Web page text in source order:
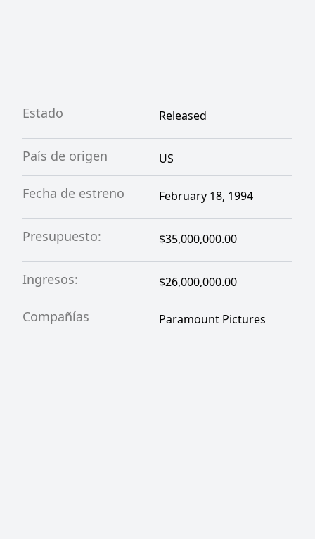
Estado Released
País de origen US
Fecha de estreno February 18, 1994
Presupuesto: $35,000,000.00
Ingresos: $26,000,000.00
Compañías Paramount Pictures